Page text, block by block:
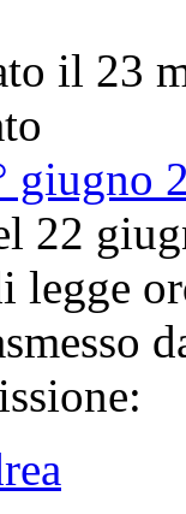
il 23
giugno
22
legge